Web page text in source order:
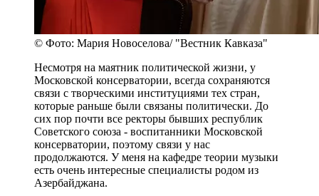
© Фото: Мария Новоселова/ "Вестник Кавказа"
Несмотря на маятник политической жизни, у
Московской консерватории, всегда сохраняются
связи с творческими институциями тех стран,
которые раньше были связаны политически. До
сих пор почти все ректоры бывших республик
Советского союза - воспитанники Московской
консерватории, поэтому связи у нас
продолжаются. У меня на кафедре теории музыки
есть очень интересные специалисты родом из
Азербайджана.